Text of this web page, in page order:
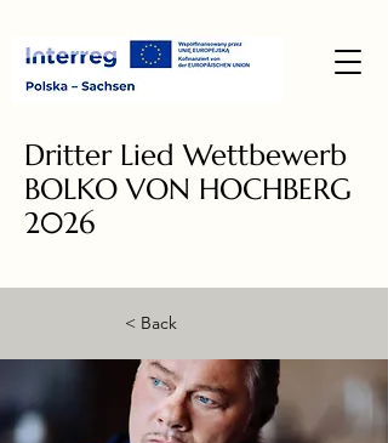
Dritter Lied Wettbewerb
BOLKO VON HOCHBERG
2026
< Back